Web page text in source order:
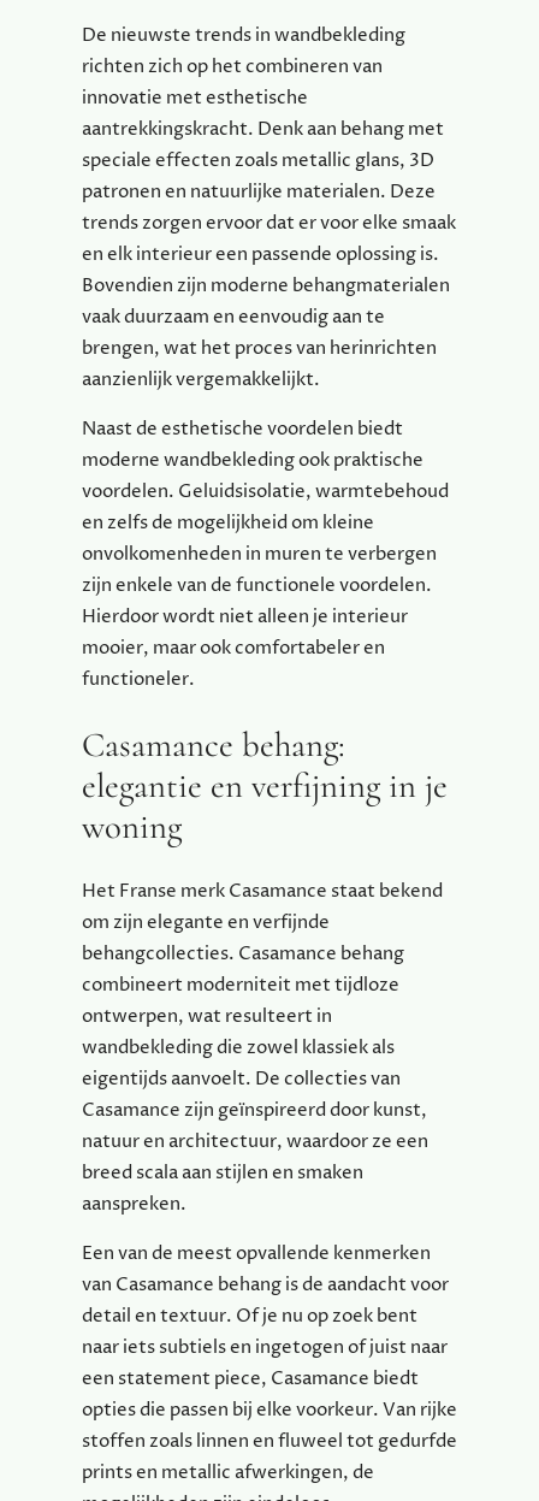
De nieuwste trends in wandbekleding
richten zich op het combineren van
innovatie met esthetische
aantrekkingskracht. Denk aan behang met
speciale effecten zoals metallic glans, 3D
patronen en natuurlijke materialen. Deze
trends zorgen ervoor dat er voor elke smaak
en elk interieur een passende oplossing is.
Bovendien zijn moderne behangmaterialen
vaak duurzaam en eenvoudig aan te
brengen, wat het proces van herinrichten
aanzienlijk vergemakkelijkt.
Naast de esthetische voordelen biedt
moderne wandbekleding ook praktische
voordelen. Geluidsisolatie, warmtebehoud
en zelfs de mogelijkheid om kleine
onvolkomenheden in muren te verbergen
zijn enkele van de functionele voordelen.
Hierdoor wordt niet alleen je interieur
mooier, maar ook comfortabeler en
functioneler.
Casamance behang:
elegantie en verfijning in je
woning
Het Franse merk Casamance staat bekend
om zijn elegante en verfijnde
behangcollecties. Casamance behang
combineert moderniteit met tijdloze
ontwerpen, wat resulteert in
wandbekleding die zowel klassiek als
eigentijds aanvoelt. De collecties van
Casamance zijn geïnspireerd door kunst,
natuur en architectuur, waardoor ze een
breed scala aan stijlen en smaken
aanspreken.
Een van de meest opvallende kenmerken
van Casamance behang is de aandacht voor
detail en textuur. Of je nu op zoek bent
naar iets subtiels en ingetogen of juist naar
een statement piece, Casamance biedt
opties die passen bij elke voorkeur. Van rijke
stoffen zoals linnen en fluweel tot gedurfde
prints en metallic afwerkingen, de